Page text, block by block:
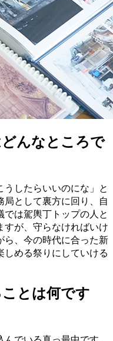
んなところで
したらいいのにな」と
局として裏方に回り、自
は駕輿丁トップの人と
すが、守らなければいけ
ら、今の時代に合った新
しめる祭りにしていける
とは何です